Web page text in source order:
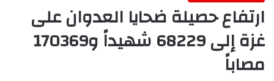
ارتفاع حصيلة ضحايا العدوان على
غزة إلى 68229 شهيداً و170369
مصاباً